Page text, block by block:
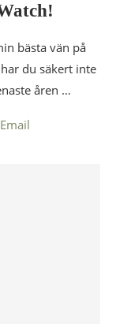
bästa vän på
du säkert inte
åren …
Email